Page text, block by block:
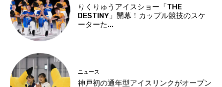
りくりゅうアイスショー「THE
DESTINY」開幕！カップル競技のスケ
ーターた...
ニュース
神戸初の通年型アイスリンクがオープン